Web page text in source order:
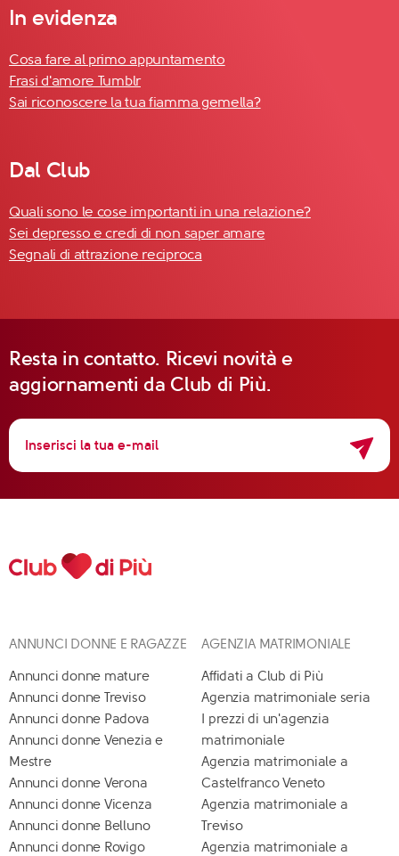
In evidenza
Cosa fare al primo appuntamento
Frasi d'amore Tumblr
Sai riconoscere la tua fiamma gemella?
Dal Club
Quali sono le cose importanti in una relazione?
Sei depresso e credi di non saper amare
Segnali di attrazione reciproca
Resta in contatto. Ricevi novità e
aggiornamenti da Club di Più.
ANNUNCI DONNE E RAGAZZE
Annunci donne mature
Annunci donne Treviso
Annunci donne Padova
Annunci donne Venezia e
Mestre
Annunci donne Verona
Annunci donne Vicenza
Annunci donne Belluno
Annunci donne Rovigo
AGENZIA MATRIMONIALE
Affidati a Club di Più
Agenzia matrimoniale seria
I prezzi di un'agenzia
matrimoniale
Agenzia matrimoniale a
Castelfranco Veneto
Agenzia matrimoniale a
Treviso
Agenzia matrimoniale a